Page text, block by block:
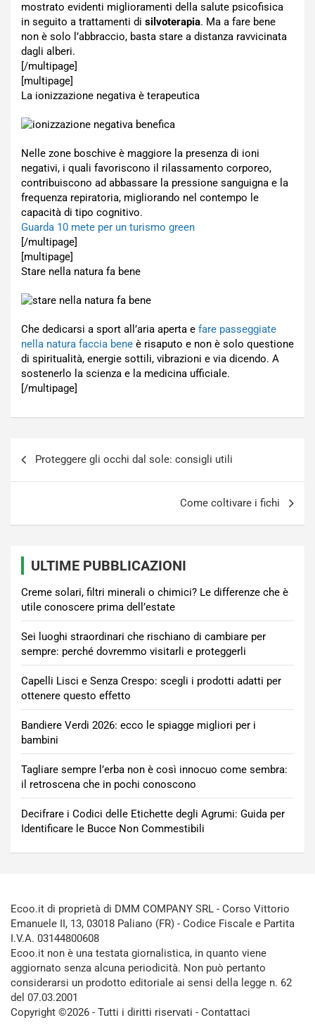
mostrato evidenti miglioramenti della salute psicofisica
in seguito a trattamenti di silvoterapia. Ma a fare bene
non è solo l’abbraccio, basta stare a distanza ravvicinata
dagli alberi.
[/multipage]
[multipage]
La ionizzazione negativa è terapeutica
Nelle zone boschive è maggiore la presenza di ioni
negativi, i quali favoriscono il rilassamento corporeo,
contribuiscono ad abbassare la pressione sanguigna e la
frequenza repiratoria, migliorando nel contempo le
capacità di tipo cognitivo.
Guarda 10 mete per un turismo green
[/multipage]
[multipage]
Stare nella natura fa bene
Che dedicarsi a sport all’aria aperta e fare passeggiate
nella natura faccia bene è risaputo e non è solo questione
di spiritualità, energie sottili, vibrazioni e via dicendo. A
sostenerlo la scienza e la medicina ufficiale.
[/multipage]
articoli
Proteggere gli occhi dal sole: consigli utili
Come coltivare i fichi
ULTIME PUBBLICAZIONI
Creme solari, filtri minerali o chimici? Le differenze che è
utile conoscere prima dell’estate
Sei luoghi straordinari che rischiano di cambiare per
sempre: perché dovremmo visitarli e proteggerli
Capelli Lisci e Senza Crespo: scegli i prodotti adatti per
ottenere questo effetto
Bandiere Verdi 2026: ecco le spiagge migliori per i
bambini
Tagliare sempre l’erba non è così innocuo come sembra:
il retroscena che in pochi conoscono
Decifrare i Codici delle Etichette degli Agrumi: Guida per
Identificare le Bucce Non Commestibili
Ecoo.it di proprietà di DMM COMPANY SRL - Corso Vittorio
Emanuele II, 13, 03018 Paliano (FR) - Codice Fiscale e Partita
I.V.A. 03144800608
Ecoo.it non è una testata giornalistica, in quanto viene
aggiornato senza alcuna periodicità. Non può pertanto
considerarsi un prodotto editoriale ai sensi della legge n. 62
del 07.03.2001
Copyright ©2026 - Tutti i diritti riservati - Contattaci